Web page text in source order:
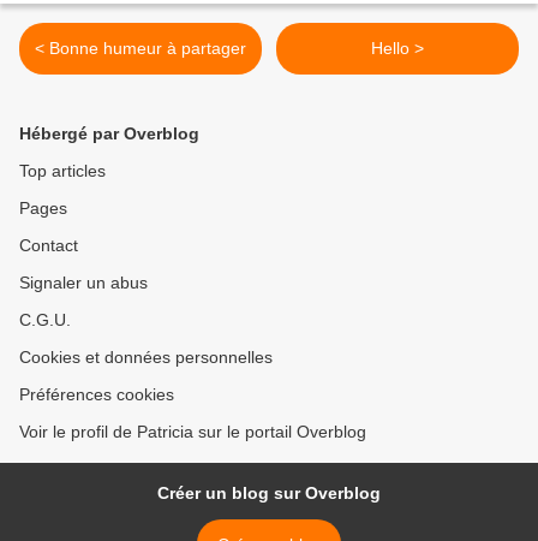
< Bonne humeur à partager Hello >
Hébergé par Overblog
Top articles
Pages
Contact
Signaler un abus
C.G.U.
Cookies et données personnelles
Préférences cookies
Voir le profil de Patricia sur le portail Overblog
Créer un blog sur Overblog